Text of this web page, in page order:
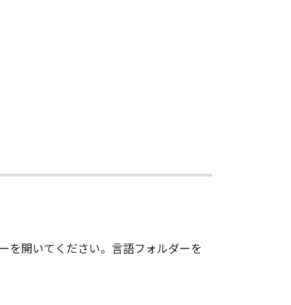
の責任を負わないものとしま
らされていた場合でも同様
たは関連してお客様と第三
すべての責任であり、お客
部または一部を、直接または
ます。
消去するものとします。
開いてください。言語フォルダーを